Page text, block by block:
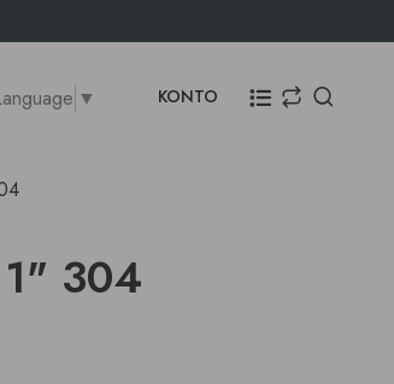
▼ KONTO
304